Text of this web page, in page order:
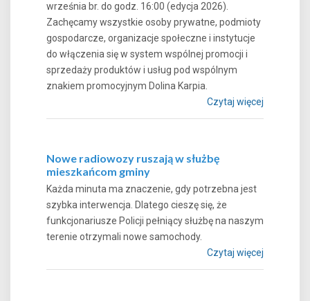
września br. do godz. 16:00 (edycja 2026).
Zachęcamy wszystkie osoby prywatne, podmioty
gospodarcze, organizacje społeczne i instytucje
do włączenia się w system wspólnej promocji i
sprzedaży produktów i usług pod wspólnym
znakiem promocyjnym Dolina Karpia.
Czytaj więcej
Nowe radiowozy ruszają w służbę
mieszkańcom gminy
Każda minuta ma znaczenie, gdy potrzebna jest
szybka interwencja. Dlatego cieszę się, że
funkcjonariusze Policji pełniący służbę na naszym
terenie otrzymali nowe samochody.
Czytaj więcej